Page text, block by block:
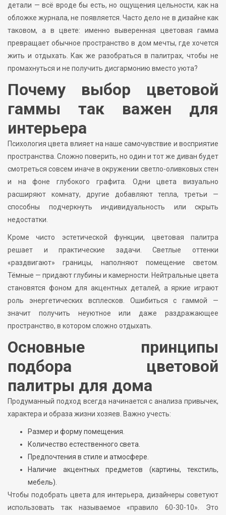
детали — всё вроде бы есть, но ощущения цельности, как на
обложке журнала, не появляется. Часто дело не в дизайне как
таковом, а в цвете: именно выверенная цветовая гамма
превращает обычное пространство в дом мечты, где хочется
жить и отдыхать. Как же разобраться в палитрах, чтобы не
промахнуться и не получить дисгармонию вместо уюта?
Почему выбор цветовой
гаммы так важен для
интерьера
Психология цвета влияет на наше самочувствие и восприятие
пространства. Сложно поверить, но один и тот же диван будет
смотреться совсем иначе в окружении светло-оливковых стен
и на фоне глубокого графита. Одни цвета визуально
расширяют комнату, другие добавляют тепла, третьи —
способны подчеркнуть индивидуальность или скрыть
недостатки.
Кроме чисто эстетической функции, цветовая палитра
решает и практические задачи. Светлые оттенки
«раздвигают» границы, наполняют помещение светом.
Тёмные — придают глубины и камерности. Нейтральные цвета
становятся фоном для акцентных деталей, а яркие играют
роль энергетических всплесков. Ошибиться с гаммой —
значит получить неуютное или даже раздражающее
пространство, в котором сложно отдыхать.
Основные принципы
подбора цветовой
палитры для дома
Продуманный подход всегда начинается с анализа привычек,
характера и образа жизни хозяев. Важно учесть:
Размер и форму помещения.
Количество естественного света.
Предпочтения в стиле и атмосфере.
Наличие акцентных предметов (картины, текстиль,
мебель).
Чтобы подобрать цвета для интерьера, дизайнеры советуют
использовать так называемое «правило 60-30-10». Это